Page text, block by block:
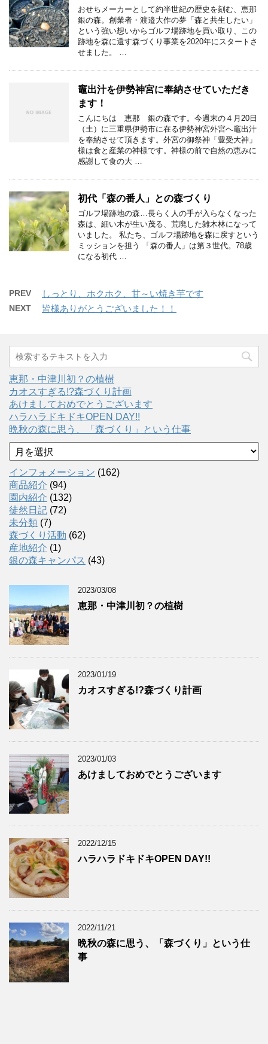
おせちメーカーとして約半世紀の歴史を刻む、恵那
銀の森。創業者・渡邉大作の夢「森と共生したい」
という強い想いからゴルフ場跡地を買い取り、この
跡地を森に還す森づくり事業を2020年にスタートさ
せました。 …
竈出汁を伊勢神宮に奉納させていただき
ます！
こんにちは 恵那 銀の森です。今週末の４月20日
（土）に三重県伊勢市に在る伊勢神宮外宮へ竈出汁
を奉納させて頂きます。外宮の御祭神「豊受大神」
様は食と産業の神様です。神様の前で自然の恵みに
感謝して食の大 …
初代「森の番人」との森づくり
ゴルフ場跡地の森…長らく人の手が入らなくなった
森は、細い木が生い茂る、荒廃した雑木林になって
いました。 私たち、ゴルフ場跡地を森に戻すという
ミッションを担う 「森の番人」は第３世代。78歳
になる初代 …
PREV しっとり、ホクホク、甘～い焼き芋です
NEXT 皆様ありがとうございました！！
恵那・中津川初？の植樹
カオスすぎる!?森づくり計画
あけましておめでとうございます
ハラハラドキドキOPEN DAY!!
晩秋の森に思う、「森づくり」という仕事
ア
ー
カ
イ
ブ
インフォメーション (162)
商品紹介 (94)
園内紹介 (132)
徒然日記 (72)
未分類 (7)
森づくり活動 (62)
産地紹介 (1)
銀の森キャンパス (43)
2023/03/08
恵那・中津川初？の植樹
2023/01/19
カオスすぎる!?森づくり計画
2023/01/03
あけましておめでとうございます
2022/12/15
ハラハラドキドキOPEN DAY!!
2022/11/21
晩秋の森に思う、「森づくり」という仕
事